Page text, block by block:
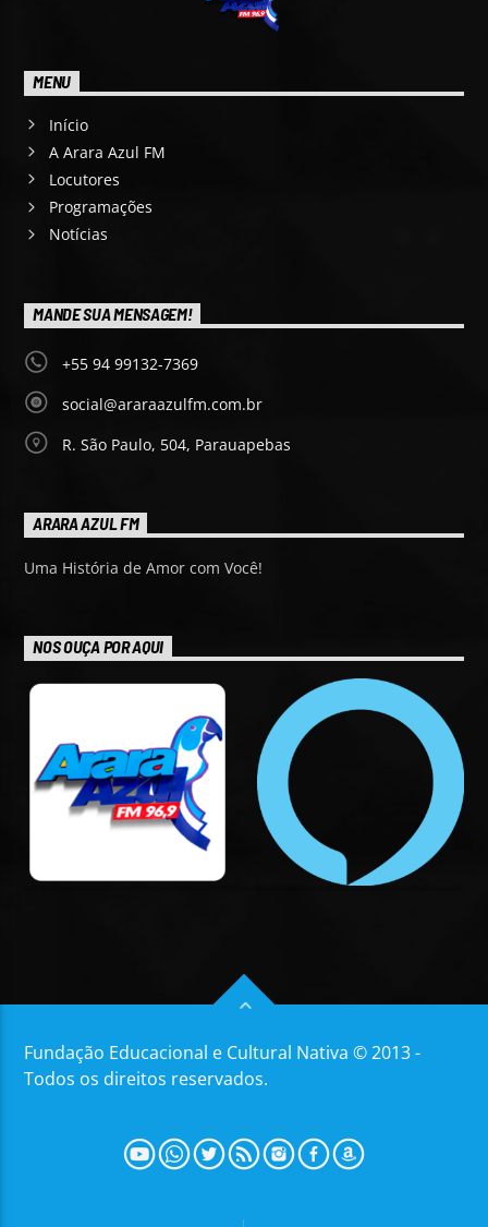
MENU
Início
A Arara Azul FM
Locutores
Programações
Notícias
MANDE SUA MENSAGEM!
+55 94 99132-7369
social@araraazulfm.com.br
R. São Paulo, 504, Parauapebas
ARARA AZUL FM
Uma História de Amor com Você!
NOS OUÇA POR AQUI
Fundação Educacional e Cultural Nativa © 2013 -
Todos os direitos reservados.